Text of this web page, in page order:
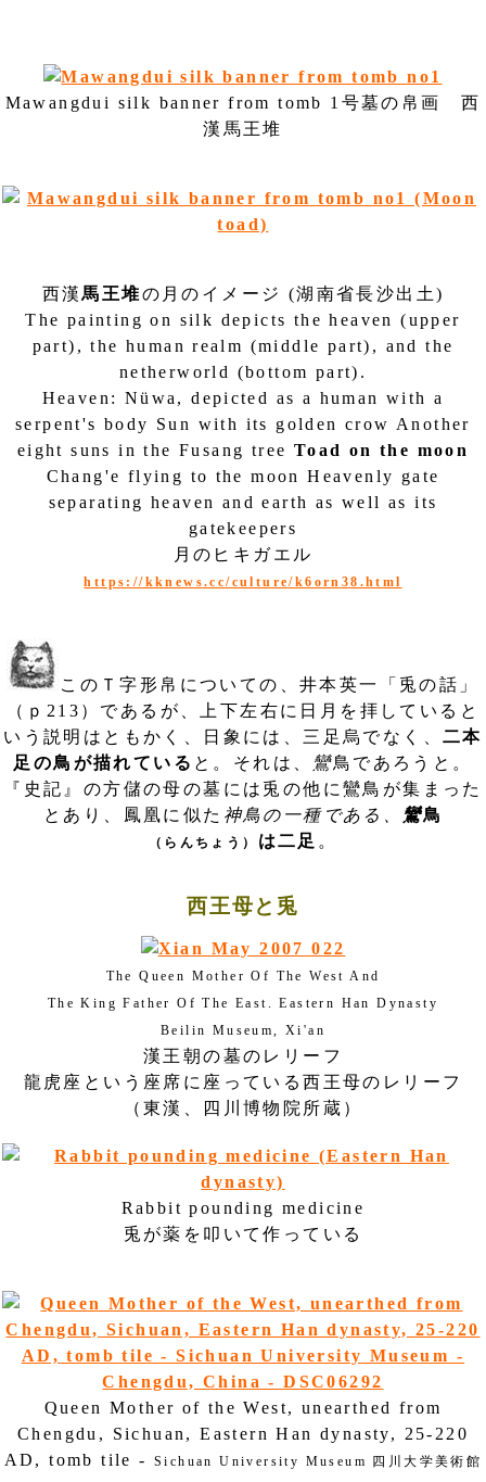
Mawangdui silk banner from tomb 1号墓の帛画 西
漢馬王堆
西漢馬王堆の月のイメージ (湖南省長沙出土)
The painting on silk depicts the heaven (upper
part), the human realm (middle part), and the
netherworld (bottom part).
Heaven: Nüwa, depicted as a human with a
serpent's body Sun with its golden crow Another
eight suns in the Fusang tree Toad on the moon
Chang'e flying to the moon Heavenly gate
separating heaven and earth as well as its
gatekeepers
月のヒキガエル
https://kknews.cc/culture/k6orn38.html
このＴ字形帛についての、井本英一「兎の話」
（ｐ213）であるが、上下左右に日月を拝していると
いう説明はともかく、日象には、三足烏でなく、 二本
足の鳥が描れている と。それは、 鸞鳥であろうと。
『史記』の方儲の母の墓には兎の他に鸞鳥が集まった
とあり、鳳凰に似た 神鳥の一種である、 鸞鳥
（らんちょう） は二足 。
西王母と兎
The Queen Mother Of The West And
The King Father Of The East. Eastern Han Dynasty
Beilin Museum, Xi'an
漢王朝の墓のレリーフ
龍虎座という座席に座っている西王母のレリーフ
（東漢、四川博物院所蔵）
Rabbit pounding medicine
兎が薬を叩いて作っている
Queen Mother of the West, unearthed from
Chengdu, Sichuan, Eastern Han dynasty, 25-220
AD, tomb tile -Sichuan University Museum 四川大学美術館